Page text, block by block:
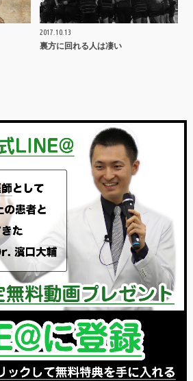
2017.10.13
裏方に回れる人は凄い